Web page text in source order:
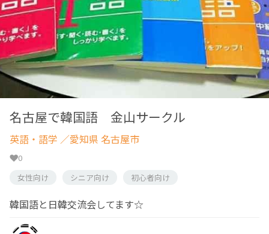
名古屋で韓国語 金山サークル
英語・語学 ／愛知県 名古屋市
0
女性向け
シニア向け 初心者向け
韓国語と日韓交流会してます☆